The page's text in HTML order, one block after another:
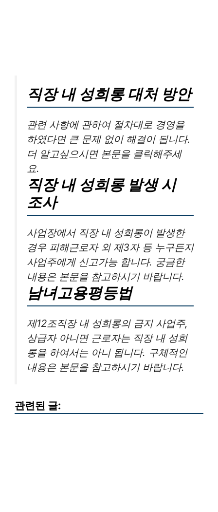
직장 내 성희롱 대처 방안
관련 사항에 관하여 절차대로 경영을
하였다면 큰 문제 없이 해결이 됩니다.
더 알고싶으시면 본문을 클릭해주세
요.
직장 내 성희롱 발생 시
조사
사업장에서 직장 내 성희롱이 발생한
경우 피해근로자 외 제3자 등 누구든지
사업주에게 신고가능 합니다. 궁금한
내용은 본문을 참고하시기 바랍니다.
남녀고용평등법
제12조직장 내 성희롱의 금지 사업주,
상급자 아니면 근로자는 직장 내 성희
롱을 하여서는 아니 됩니다. 구체적인
내용은 본문을 참고하시기 바랍니다.
관련된 글: